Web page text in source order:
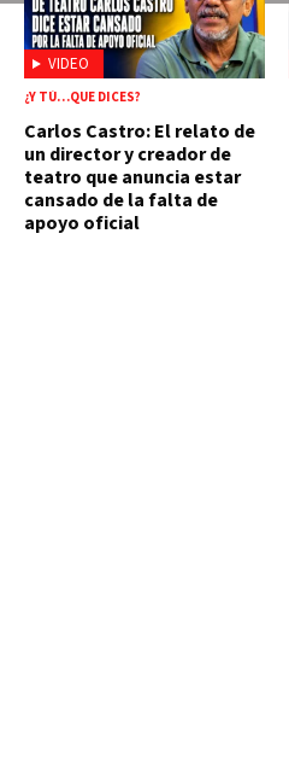
VIDEO
¿Y TÚ…QUE DICES?
Carlos Castro: El relato de
un director y creador de
teatro que anuncia estar
cansado de la falta de
apoyo oficial